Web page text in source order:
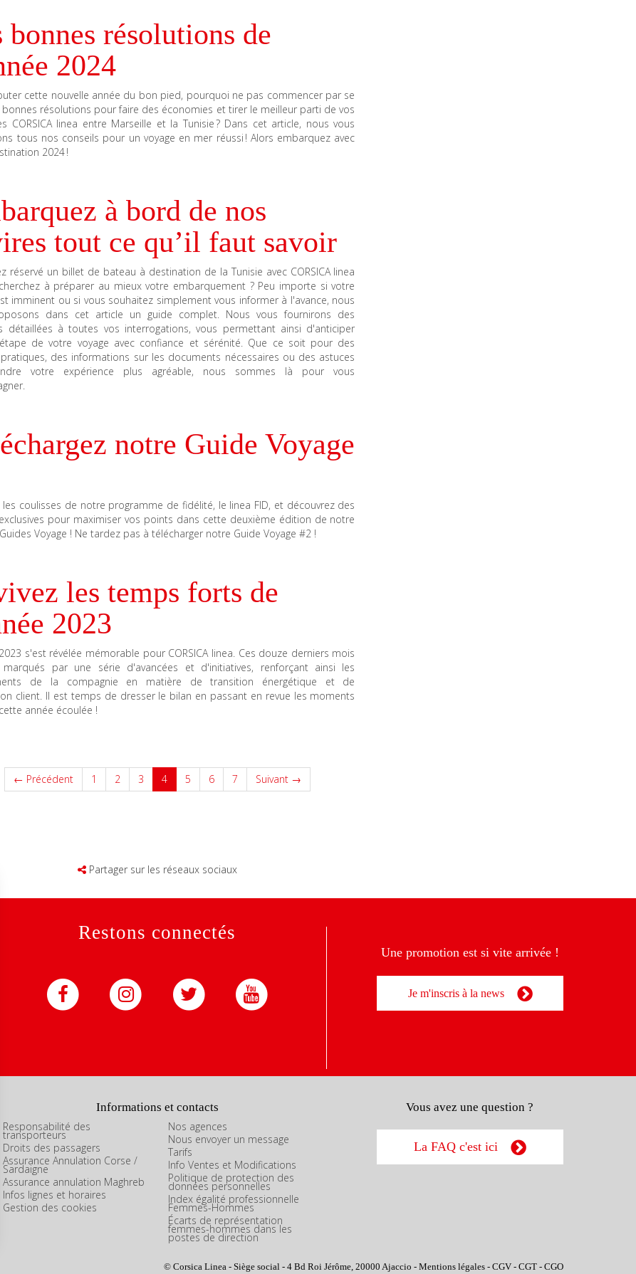
bonnes résolutions de
2024
cette nouvelle année du bon pied, pourquoi ne pas commencer par se
résolutions pour faire des économies et tirer le meilleur parti de vos
CORSICA linea entre Marseille et la Tunisie ? Dans cet article, nous vous
tous nos conseils pour un voyage en mer réussi ! Alors embarquez avec
2024 !
à bord de nos
tout ce qu’il faut savoir
réservé un billet de bateau à destination de la Tunisie avec CORSICA linea
à préparer au mieux votre embarquement ? Peu importe si votre
imminent ou si vous souhaitez simplement vous informer à l'avance, nous
dans cet article un guide complet. Nous vous fournirons des
détaillées à toutes vos interrogations, vous permettant ainsi d'anticiper
de votre voyage avec confiance et sérénité. Que ce soit pour des
des informations sur les documents nécessaires ou des astuces
votre expérience plus agréable, nous sommes là pour vous
notre Guide Voyage
les coulisses de notre programme de fidélité, le linea FID, et découvrez des
pour maximiser vos points dans cette deuxième édition de notre
Voyage ! Ne tardez pas à télécharger notre Guide Voyage #2 !
les temps forts de
2023
s'est révélée mémorable pour CORSICA linea. Ces douze derniers mois
par une série d'avancées et d'initiatives, renforçant ainsi les
de la compagnie en matière de transition énergétique et de
client. Il est temps de dresser le bilan en passant en revue les moments
année écoulée !
← Précédent 1 2 3 4(current)
5 6 7 Suivant →
Partager sur les réseaux sociaux
Restons connectés
Une promotion est si vite arrivée !
Je m'inscris à la news
Informations et contacts
Responsabilité des
transporteurs
Droits des passagers
Assurance Annulation Corse /
Sardaigne
Assurance annulation Maghreb
Infos lignes et horaires
Gestion des cookies
Nos agences
Nous envoyer un message
Tarifs
Info Ventes et Modifications
Politique de protection des
données personnelles
Index égalité professionnelle
Femmes-Hommes
Écarts de représentation
femmes-hommes dans les
postes de direction
Vous avez une question ?
La FAQ c'est ici
© Corsica Linea - Siège social - 4 Bd Roi Jérôme, 20000 Ajaccio - Mentions légales - CGV - CGT - CGO